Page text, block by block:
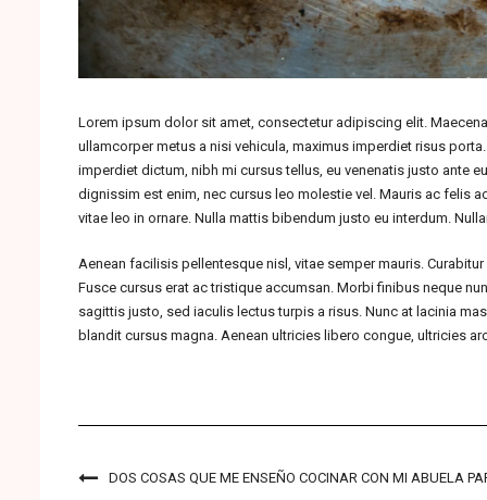
Lorem ipsum dolor sit amet, consectetur adipiscing elit.
ullamcorper metus a nisi vehicula, maximus imperdiet risus
imperdiet dictum, nibh mi cursus tellus, eu venenatis justo ante
dignissim est enim, nec cursus leo molestie vel. Mauris ac felis
vitae leo in ornare. Nulla mattis bibendum justo eu interdum.
Aenean facilisis pellentesque nisl, vitae semper mauris.
Fusce cursus erat ac tristique accumsan. Morbi finibus neque
sagittis justo, sed iaculis lectus turpis a risus. Nunc at lacinia
blandit cursus magna. Aenean ultricies libero congue, ultricies
DOS COSAS QUE ME ENSEÑO COCINAR CON MI ABUELA